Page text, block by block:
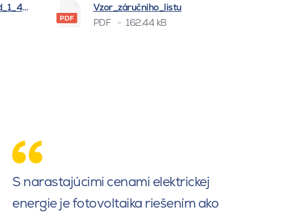
Vzor_záručního_listu
PDF
162.44 kB
S narastajúcimi cenami elektrickej
energie je fotovoltaika riešením ako